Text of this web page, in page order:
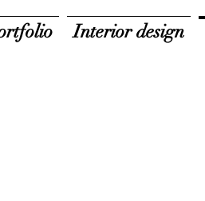
Interior design